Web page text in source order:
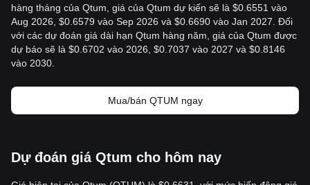
hàng tháng của Qtum, giá của Qtum dự kiến sẽ là $0.6551 vào
Aug 2026, $0.6579 vào Sep 2026 và $0.6690 vào Jan 2027. Đối
với các dự đoán giá dài hạn Qtum hàng năm, giá của Qtum được
dự báo sẽ là $0.6702 vào 2026, $0.7037 vào 2027 và $0.8146
vào 2030.
Mua/bán QTUM ngay
Dự đoán giá Qtum cho hôm nay